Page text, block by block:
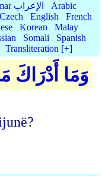
Grammar الإعراب
Arabic
Czech English
French
Korean
Malay
Somali
Spanish
Transliteration [+]
وَمَا أَدْرَاكَ